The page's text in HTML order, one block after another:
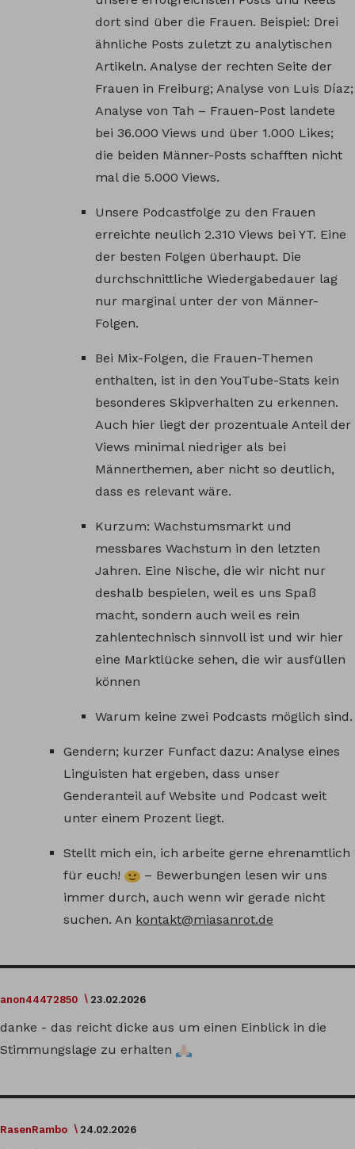
dort sind über die Frauen. Beispiel: Drei
ähnliche Posts zuletzt zu analytischen
Artikeln. Analyse der rechten Seite der
Frauen in Freiburg; Analyse von Luis Díaz;
Analyse von Tah – Frauen-Post landete
bei 36.000 Views und über 1.000 Likes;
die beiden Männer-Posts schafften nicht
mal die 5.000 Views.
Unsere Podcastfolge zu den Frauen
erreichte neulich 2.310 Views bei YT. Eine
der besten Folgen überhaupt. Die
durchschnittliche Wiedergabedauer lag
nur marginal unter der von Männer-
Folgen.
Bei Mix-Folgen, die Frauen-Themen
enthalten, ist in den YouTube-Stats kein
besonderes Skipverhalten zu erkennen.
Auch hier liegt der prozentuale Anteil der
Views minimal niedriger als bei
Männerthemen, aber nicht so deutlich,
dass es relevant wäre.
Kurzum: Wachstumsmarkt und
messbares Wachstum in den letzten
Jahren. Eine Nische, die wir nicht nur
deshalb bespielen, weil es uns Spaß
macht, sondern auch weil es rein
zahlentechnisch sinnvoll ist und wir hier
eine Marktlücke sehen, die wir ausfüllen
können
Warum keine zwei Podcasts möglich sind.
Gendern; kurzer Funfact dazu: Analyse eines
Linguisten hat ergeben, dass unser
Genderanteil auf Website und Podcast weit
unter einem Prozent liegt.
Stellt mich ein, ich arbeite gerne ehrenamtlich
für euch!
– Bewerbungen lesen wir uns
immer durch, auch wenn wir gerade nicht
suchen. An kontakt@miasanrot.de
anon44472850 23.02.2026
danke - das reicht dicke aus um einen Einblick in die
Stimmungslage zu erhalten
RasenRambo 24.02.2026